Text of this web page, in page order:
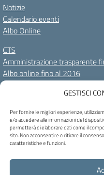
GESTISCI
Per fornire le migliori esperienze,
e/o accedere alle informazioni del
permetterà di elaborare dati come il
sito. Non acconsentire o ritirare il
caratteristiche e funzioni.
Notizie
Calendario eventi
Albo Online
CTS
Amministrazione trasparente
Albo online fino al 2016
Dichiarazione di accessibilità
Seguici su:
C.F. 80004230258 - Codice
32100 Belluno - Tel 0437 944047